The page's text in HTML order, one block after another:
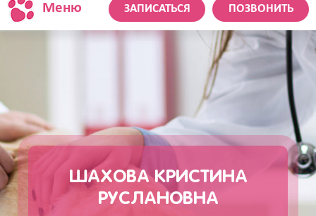
Меню ЗАПИСАТЬСЯ ПОЗВОНИТЬ
ШАХОВА КРИСТИНА
РУСЛАНОВНА